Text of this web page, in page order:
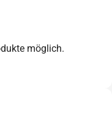
möglich.